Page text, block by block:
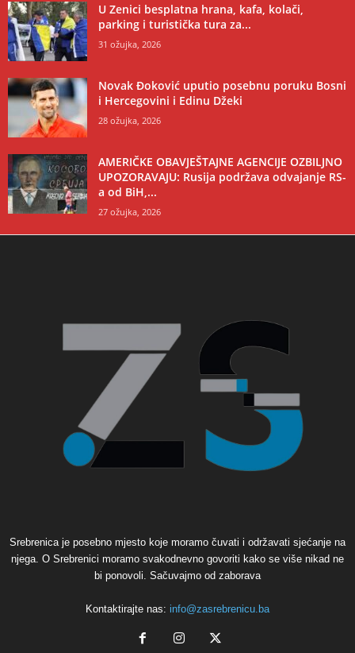
U Zenici besplatna hrana, kafa, kolači,
parking i turistička tura za...
31 ožujka, 2026
Novak Đoković uputio posebnu poruku Bosni
i Hercegovini i Edinu Džeki
28 ožujka, 2026
AMERIČKE OBAVJEŠTAJNE AGENCIJE OZBILJNO
UPOZORAVAJU: Rusija podržava odvajanje RS-
a od BiH,...
27 ožujka, 2026
Srebrenica je posebno mjesto koje moramo čuvati i održavati sjećanje na
njega. O Srebrenici moramo svakodnevno govoriti kako se više nikad ne
bi ponovoli. Sačuvajmo od zaborava
Kontaktirajte nas: info@zasrebrenicu.ba